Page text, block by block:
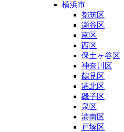
横浜市
都筑区
瀬谷区
南区
西区
保土ヶ谷区
神奈川区
鶴見区
港北区
磯子区
泉区
港南区
戸塚区